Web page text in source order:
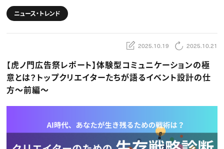
プログラミング
動画配信・映像制作
編集・ライティング
マーケティング
TOP Creator’s コラム トップ
Webクリエイター
アプリクリエイター
クリエイターインタビュー
C＆R Magazine
ニュース・トレンド トップ
Web
映像
ゲーム・エンタメ
出版
プロフェッショナル×つながる×メディア
ニュース・トレンド
2025.10.19 2025.10.21
【虎ノ門広告祭レポート】体験型コミュニケーションの極
意とは？トップクリエイターたちが語るイベント設計の仕
方〜前編〜